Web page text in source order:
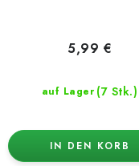
auf Lager (7 Stk.)
5,99 €
IN DEN KORB